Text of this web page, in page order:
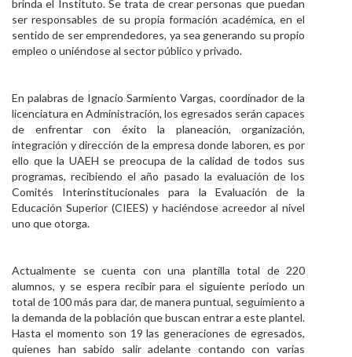
brinda el Instituto. Se trata de crear personas que puedan
ser responsables de su propia formación académica, en el
sentido de ser emprendedores, ya sea generando su propio
empleo o uniéndose al sector público y privado.
En palabras de Ignacio Sarmiento Vargas, coordinador de la
licenciatura en Administración, los egresados serán capaces
de enfrentar con éxito la planeación, organización,
integración y dirección de la empresa donde laboren, es por
ello que la UAEH se preocupa de la calidad de todos sus
programas, recibiendo el año pasado la evaluación de los
Comités Interinstitucionales para la Evaluación de la
Educación Superior (CIEES) y haciéndose acreedor al nivel
uno que otorga.
Actualmente se cuenta con una plantilla total de 220
alumnos, y se espera recibir para el siguiente periodo un
total de 100 más para dar, de manera puntual, seguimiento a
la demanda de la población que buscan entrar a este plantel.
Hasta el momento son 19 las generaciones de egresados,
quienes han sabido salir adelante contando con varias